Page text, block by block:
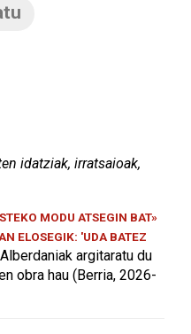
idatziak, irratsaioak,
MODU ATSEGIN BAT»
ELOSEGIK: 'UDA BATEZ
argitaratu du
obra hau (Berria, 2026-